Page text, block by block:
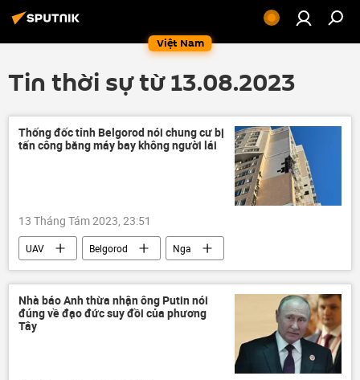
Việt Nam
Tin thời sự từ 13.08.2023
Thống đốc tỉnh Belgorod nói chung cư bị
tấn công bằng máy bay không người lái
13 Tháng Tám 2023, 23:51
UAV Belgorod
Nga
tấn công
máy bay không người lái
Ukraina
Thế giới
Nhà báo Anh thừa nhận ông Putin nói
đúng về đạo đức suy đồi của phương
Tây